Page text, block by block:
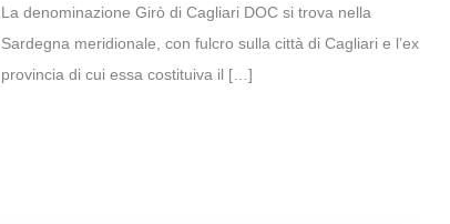
La denominazione Girò di Cagliari DOC si trova nella
Sardegna meridionale, con fulcro sulla città di Cagliari e l’ex
provincia di cui essa costituiva il […]